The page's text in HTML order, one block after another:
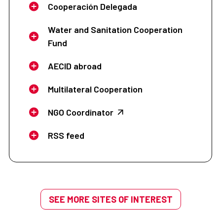
Cooperación Delegada
Water and Sanitation Cooperation
Fund
AECID abroad
Multilateral Cooperation
NGO Coordinator
RSS feed
SEE MORE SITES OF INTEREST